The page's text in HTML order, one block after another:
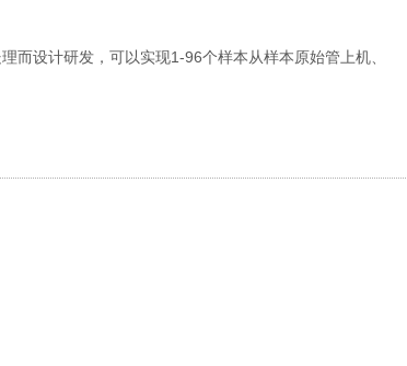
而设计研发，可以实现1-96个样本从样本原始管上机、